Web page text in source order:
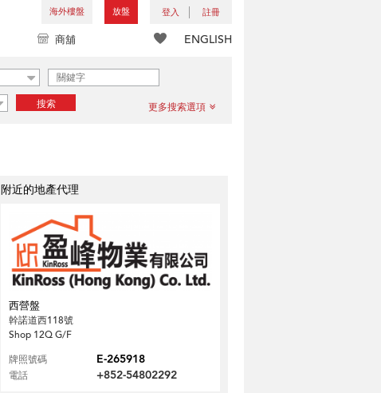
海外樓盤 放盤 登入 註冊
ENGLISH
商舖
搜索 更多搜索選項
附近的地產代理
西營盤
幹諾道西118號
Shop 12Q G/F
牌照號碼
E-265918
電話 +852-54802292